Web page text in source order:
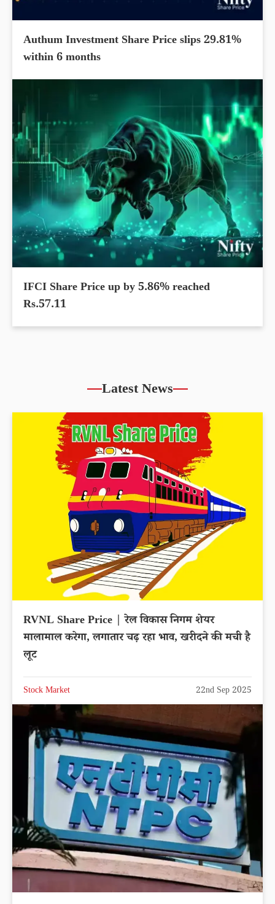
Authum Investment Share Price slips 29.81%
within 6 months
IFCI Share Price up by 5.86% reached
Rs.57.11
Latest News
RVNL Share Price | रेल विकास निगम शेयर
मालामाल करेगा, लगातार चढ़ रहा भाव, खरीदने की मची है
लूट
Stock Market 22nd Sep 2025